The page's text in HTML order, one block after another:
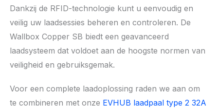
Dankzij de RFID-technologie kunt u eenvoudig en
veilig uw laadsessies beheren en controleren. De
Wallbox Copper SB biedt een geavanceerd
laadsysteem dat voldoet aan de hoogste normen van
veiligheid en gebruiksgemak.
Voor een complete laadoplossing raden we aan om
te combineren met onze EVHUB laadpaal type 2 32A